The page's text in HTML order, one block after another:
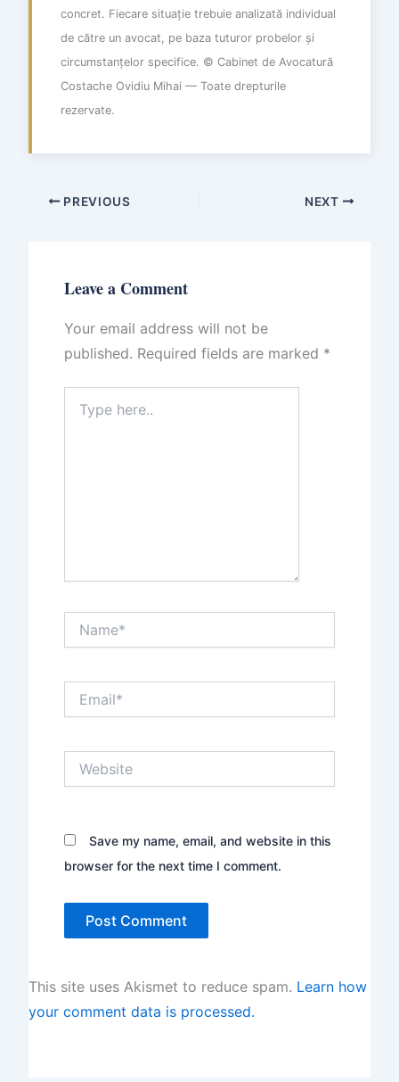
concret. Fiecare situație trebuie analizată individual
de către un avocat, pe baza tuturor probelor și
circumstanțelor specifice. © Cabinet de Avocatură
Costache Ovidiu Mihai — Toate drepturile
rezervate.
PREVIOUS NEXT
Leave a Comment
Your email address will not be
published. Required fields are marked *
here..
Save my name, email, and website in this
browser for the next time I comment.
This site uses Akismet to reduce spam. Learn how
your comment data is processed.